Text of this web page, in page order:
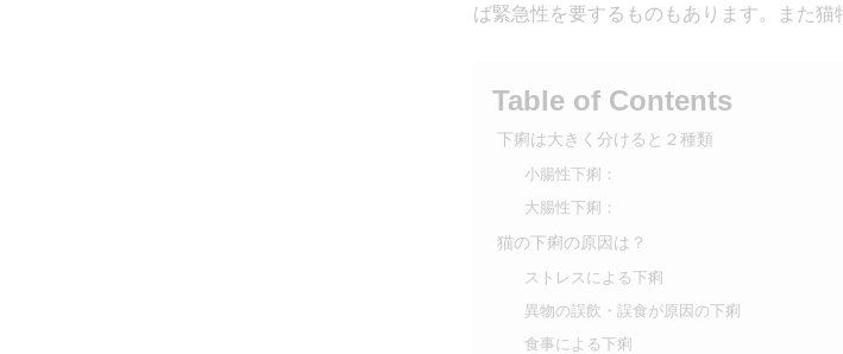
ば緊急性を要するものもあります。また猫
Table of Contents
下痢は大きく分けると２種類
小腸性下痢：
大腸性下痢：
猫の下痢の原因は？
ストレスによる下痢
異物の誤飲・誤食が原因の下痢
食事による下痢